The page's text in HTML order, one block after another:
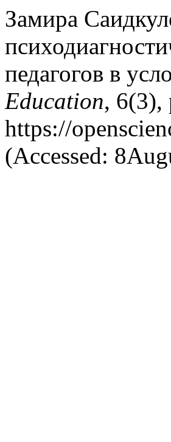
Замира
педагогов в
Education, 6(3),
https://
(Accessed: